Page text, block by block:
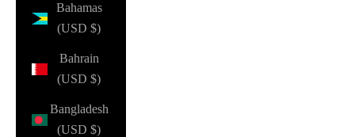
Bahamas
(USD $)
Bahrain
(USD $)
Bangladesh
(USD $)